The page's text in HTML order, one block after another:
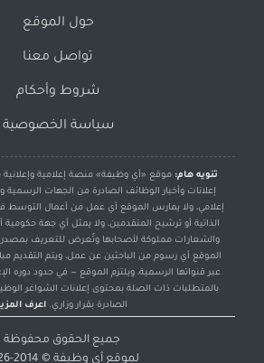
حول الموقع
تواصل معنا
شروط وأحكام
سياسة الخصوصية
تنويه هام: موقع «أي وظيفة» منصة إعلامية
إعلانات وأخبار الوظائف الصادرة من الجهات
إعلامي، ولا يمارس الموقع أي عمل من أعمال التوسط
الذاتية أو ترشيح المتقدمين، ولا يمثل أي جهة
والشعارات مملوكة لأصحابها وتُعرض للتعريف بمصدر
الموقع أي رسوم من الباحثين عن عمل، ويتم التقديم
عبر قنواتها الرسمية، ويلتزم الموقع — في حدود دوره
بالمتطلبات ذات الصلة بمحتوى إعلانات الشواغر
الصادرة بقرار وزاري. اعرف
جميع الحقوق محفوظة
لموقع أي وظيفة © 2014-2026